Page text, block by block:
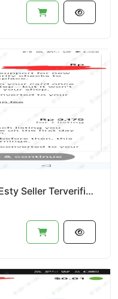
Jual Jasa Pembuatan Akun Esty Seller Terverifikasi Foto Indentitas+Selfie Full Siap Pakai